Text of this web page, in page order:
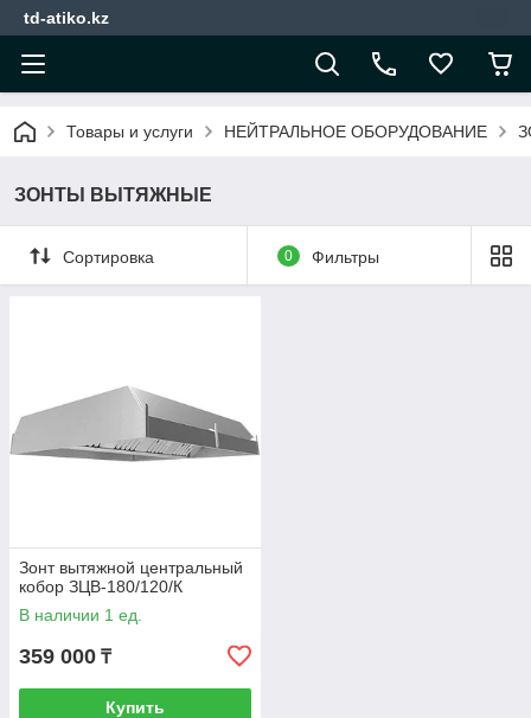
td-atiko.kz
Товары и услуги НЕЙТРАЛЬНОЕ ОБОРУДОВАНИЕ
ЗОНТЫ ВЫТЯЖНЫЕ
Сортировка 0 Фильтры
Зонт вытяжной центральный
кобор ЗЦВ-180/120/К
В наличии 1 ед.
359 000 ₸
Купить